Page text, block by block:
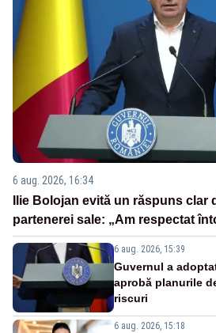
6 aug. 2026, 16:34
Ilie Bolojan evită un răspuns clar
partenerei sale: „Am respectat
6 aug. 2026, 15:39
Guvernul a
aprobă planurile
riscuri
6 aug. 2026, 15:18